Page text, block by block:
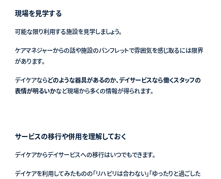
現場を見学する
可能な限り利用する施設を見学しましょう。
ケアマネジャーからの話や施設のパンフレットで雰囲気を感じ取るには限界
があります。
デイケアならどのような器具があるのか、デイサービスなら働くスタッフの
表情が明るいかなど現場から多くの情報が得られます。
サービスの移行や併用を理解しておく
デイケアからデイサービスへの移行はいつでもできます。
デイケアを利用してみたものの「リハビリは合わない」「ゆったりと過ごした